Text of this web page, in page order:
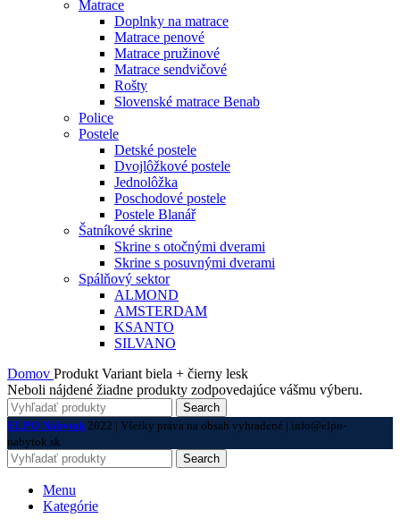
Matrace
Doplnky na matrace
Matrace penové
Matrace pružinové
Matrace sendvičové
Rošty
Slovenské matrace Benab
Police
Postele
Detské postele
Dvojlôžkové postele
Jednolôžka
Poschodové postele
Postele Blanář
Šatníkové skrine
Skrine s otočnými dverami
Skrine s posuvnými dverami
Spálňový sektor
ALMOND
AMSTERDAM
KSANTO
SILVANO
Domov Produkt Variant biela + čierny lesk
Neboli nájdené žiadne produkty zodpovedajúce vášmu výberu.
Search
ELPO Nábytok 2022 | Všetky práva na obsah vyhradené | info@elpo-
nabytok.sk
Search
Menu
Kategórie